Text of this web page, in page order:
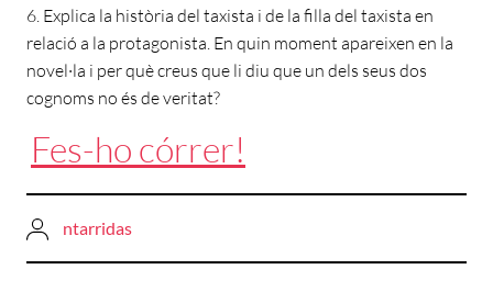
6. Explica la història del taxista i de la filla del taxista en
relació a la protagonista. En quin moment apareixen en la
novel·la i per què creus que li diu que un dels seus dos
cognoms no és de veritat?
Fes-ho córrer!
ntarridas